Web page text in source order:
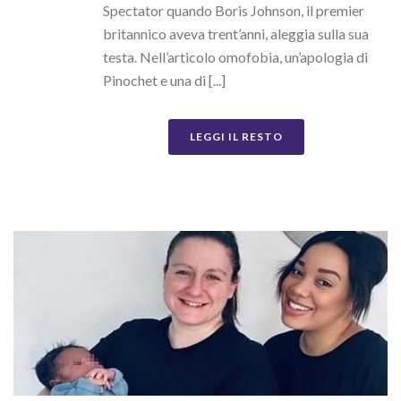
Spectator quando Boris Johnson, il premier
britannico aveva trent’anni, aleggia sulla sua
testa. Nell’articolo omofobia, un’apologia di
Pinochet e una di [...]
LEGGI IL RESTO